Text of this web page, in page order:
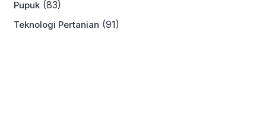
Pupuk (83)
Teknologi Pertanian (91)